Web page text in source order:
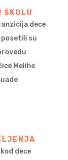
ŠKOLU
dece
posetili su
Melihe
dece